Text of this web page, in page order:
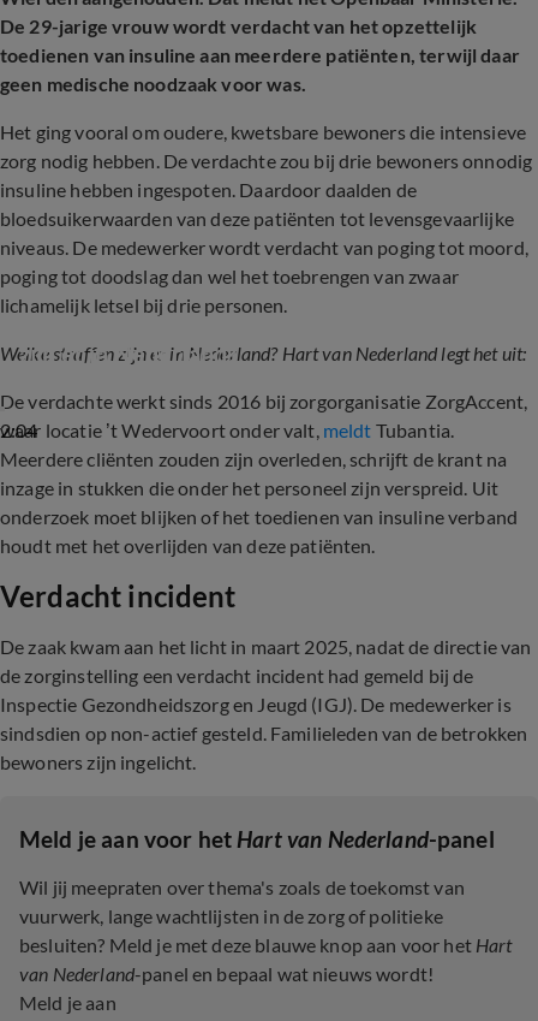
De 29-jarige vrouw wordt verdacht van het opzettelijk
toedienen van insuline aan meerdere patiënten, terwijl daar
geen medische noodzaak voor was.
Het ging vooral om oudere, kwetsbare bewoners die intensieve
zorg nodig hebben. De verdachte zou bij drie bewoners onnodig
insuline hebben ingespoten. Daardoor daalden de
bloedsuikerwaarden van deze patiënten tot levensgevaarlijke
niveaus. De medewerker wordt verdacht van poging tot moord,
poging tot doodslag dan wel het toebrengen van zwaar
lichamelijk letsel bij drie personen.
Welke straffen zijn er in Nederland? Hart van Nederland legt het uit:
2:04
Hart van Nederland legt uit: welke straffen
zijn er in Nederland?
De verdachte werkt sinds 2016 bij zorgorganisatie ZorgAccent,
waar locatie ’t Wedervoort onder valt, meldt Tubantia.
Meerdere cliënten zouden zijn overleden, schrijft de krant na
inzage in stukken die onder het personeel zijn verspreid. Uit
onderzoek moet blijken of het toedienen van insuline verband
houdt met het overlijden van deze patiënten.
Verdacht incident
De zaak kwam aan het licht in maart 2025, nadat de directie van
de zorginstelling een verdacht incident had gemeld bij de
Inspectie Gezondheidszorg en Jeugd (IGJ). De medewerker is
sindsdien op non-actief gesteld. Familieleden van de betrokken
bewoners zijn ingelicht.
Meld je aan voor het Hart van Nederland-panel
Wil jij meepraten over thema's zoals de toekomst van
vuurwerk, lange wachtlijsten in de zorg of politieke
besluiten? Meld je met deze blauwe knop aan voor het Hart
van Nederland-panel en bepaal wat nieuws wordt!
Meld je aan